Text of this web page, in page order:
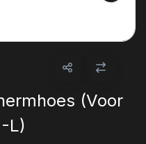
(Voor
L)